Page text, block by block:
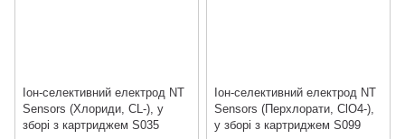
Іон-селективний електрод NT
Sensors (Хлориди, CL-), у
зборі з картриджем S035
Іон-селективний електрод NT
Sensors (Перхлорати, ClO4-),
у зборі з картриджем S099